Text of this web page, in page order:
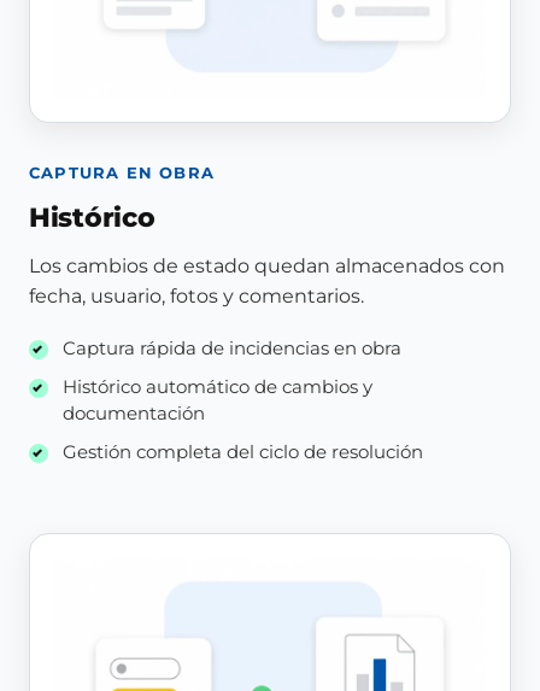
CAPTURA EN OBRA
Histórico
Los cambios de estado quedan almacenados con
fecha, usuario, fotos y comentarios.
Captura rápida de incidencias en obra
Histórico automático de cambios y
documentación
Gestión completa del ciclo de resolución